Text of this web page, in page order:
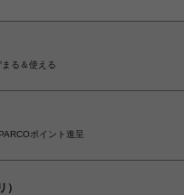
る＆使える
ポイント進呈